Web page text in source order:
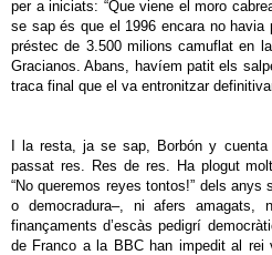
per a iniciats: “Que viene el moro
se sap és que el 1996 encara no
préstec de 3.500 milions camuflat en
Gracianos. Abans, havíem patit els
traca final que el va entronitzar
I la resta, ja se sap, Borbón y
passat res. Res de res. Ha plogut
“No queremos reyes tontos!” dels
o democradura–, ni afers
finançaments d’escàs pedigrí
de Franco a la BBC han impedit al